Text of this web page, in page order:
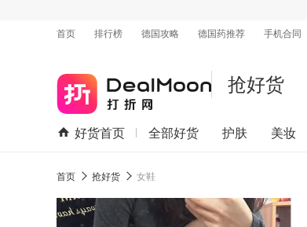
首页
排行榜 德国攻略 德国药推荐 手机合同
抢好货
好货首页 全部好货 护肤 美妆
首页 抢好货 女鞋